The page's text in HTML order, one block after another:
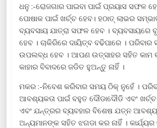
ଧନୁ :-ରୋଜଗାର ପାଇବା ପାଇଁ ପ୍ରୟାସ ସଫଳ
ପୋଷାକ ପାଇଁ ଖର୍ଚ୍ଚ ହେବ। ହଠାତ୍ ଲାଭର
ବ୍ୟବସାୟ ଯାତ୍ରା ସଫଳ ହେବ । ବ୍ୟବସାୟରେ
ହେବ । ଚାକିରିରେ ଦାୟିତ୍ବ ବଢିପାରେ । ପରିବାର
ଉପଲବ୍ଧ ହେବ । ଆପଣ ଉତ୍ସାହର ସହିତ କାମ
କାହାର ବିବାଦରେ ଜଡିତ ହୁଅନ୍ତୁ ନାହିଁ ।
ମକର :-ନିବେଶ କରିବାର ସମୟ ଠିକ୍ ନୁହେଁ ।
ଆବଶ୍ୟକତା ପାଇଁ ବହୁତ ଦୌଡାଦୌଡି ଏବଂ ଖର୍ଚ୍ଚ
ଏବଂ ଯନ୍ତ୍ରର ବ୍ୟବହାର ବିଶେଷ ଯତ୍ନ
ଅନ୍ୟମାନଙ୍କ ସହିତ ଝଗଡା କର ନାହିଁ । କାର୍ଯ୍ୟର